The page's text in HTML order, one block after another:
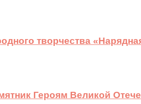
творчества
Героям Великой